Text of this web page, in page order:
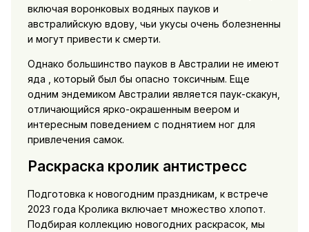
включая воронковых водяных пауков и
австралийскую вдову, чьи укусы очень болезненны
и могут привести к смерти.
Однако большинство пауков в Австралии не имеют
яда , который был бы опасно токсичным. Еще
одним эндемиком Австралии является паук-скакун,
отличающийся ярко-окрашенным веером и
интересным поведением с поднятием ног для
привлечения самок.
Раскраска кролик антистресс
Подготовка к новогодним праздникам, к встрече
2023 года Кролика включает множество хлопот.
Подбирая коллекцию новогодних раскрасок, мы